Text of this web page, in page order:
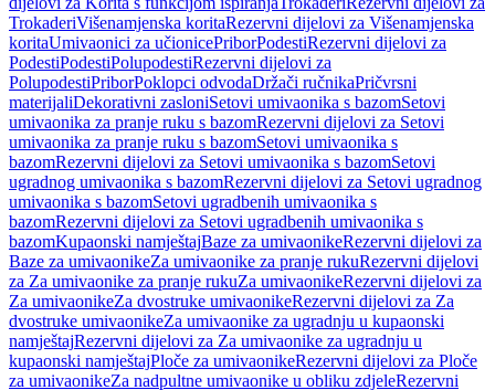
TrokaderiVišenamjenska koritaRezervni dijelovi za Višenamjenska
koritaUmivaonici za učionicePriborPodestiRezervni dijelovi za
PodestiPodestiPolupodestiRezervni dijelovi za
PolupodestiPriborPoklopci odvodaDržači ručnikaPričvrsni
materijaliDekorativni zasloniSetovi umivaonika s bazomSetovi
umivaonika za pranje ruku s bazomRezervni dijelovi za Setovi
umivaonika za pranje ruku s bazomSetovi umivaonika s
bazomRezervni dijelovi za Setovi umivaonika s bazomSetovi
ugradnog umivaonika s bazomRezervni dijelovi za Setovi ugradnog
umivaonika s bazomSetovi ugradbenih umivaonika s
bazomRezervni dijelovi za Setovi ugradbenih umivaonika s
bazomKupaonski namještajBaze za umivaonikeRezervni dijelovi za
Baze za umivaonikeZa umivaonike za pranje rukuRezervni dijelovi
za Za umivaonike za pranje rukuZa umivaonikeRezervni dijelovi za
Za umivaonikeZa dvostruke umivaonikeRezervni dijelovi za Za
dvostruke umivaonikeZa umivaonike za ugradnju u kupaonski
namještajRezervni dijelovi za Za umivaonike za ugradnju u
kupaonski namještajPloče za umivaonikeRezervni dijelovi za Ploče
za umivaonikeZa nadpultne umivaonike u obliku zdjeleRezervni